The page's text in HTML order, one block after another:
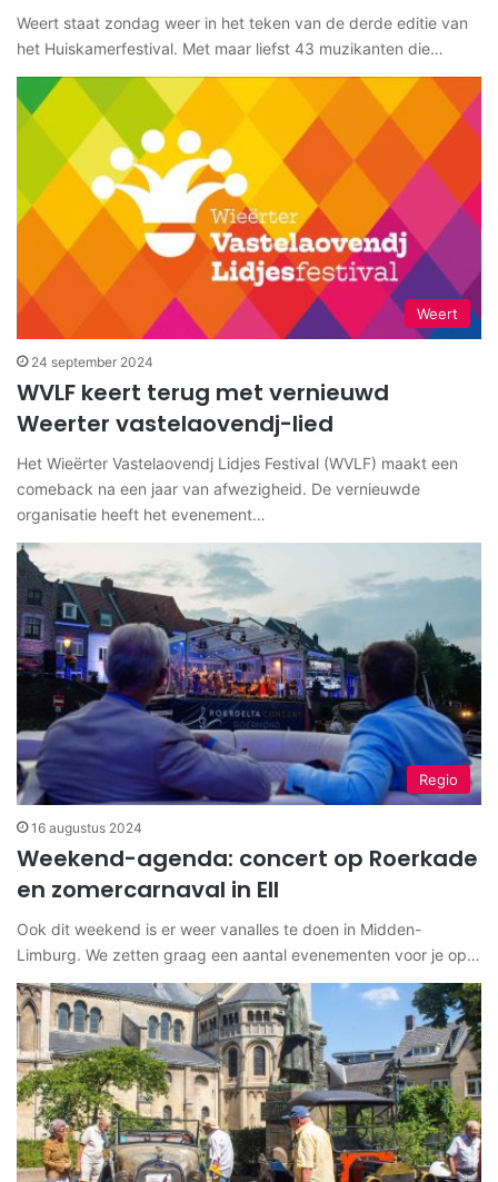
Weert staat zondag weer in het teken van de derde editie van
het Huiskamerfestival. Met maar liefst 43 muzikanten die…
Weert
24 september 2024
WVLF keert terug met vernieuwd
Weerter vastelaovendj-lied
Het Wieërter Vastelaovendj Lidjes Festival (WVLF) maakt een
comeback na een jaar van afwezigheid. De vernieuwde
organisatie heeft het evenement…
Regio
16 augustus 2024
Weekend-agenda: concert op Roerkade
en zomercarnaval in Ell
Ook dit weekend is er weer vanalles te doen in Midden-
Limburg. We zetten graag een aantal evenementen voor je op…